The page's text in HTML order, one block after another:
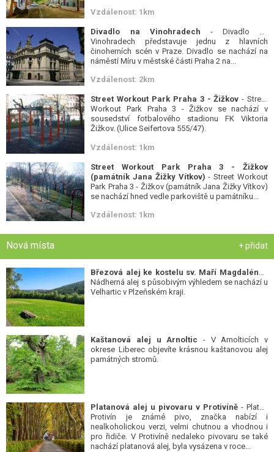
Vzdálenost: 1km
Divadlo na Vinohradech - Divadlo na
Vinohradech představuje jednu z hlavních
činoherních scén v Praze. Divadlo se nachází na
náměstí Míru v městské části Praha 2 na...
Vzdálenost: 2km
Street Workout Park Praha 3 - Žižkov - Street
Workout Park Praha 3 - Žižkov se nachází v
sousedství fotbalového stadionu FK Viktoria
Žižkov. (Ulice Seifertova 555/47).
Vzdálenost: 1km
Street Workout Park Praha 3 - Žižkov
(památník Jana Žižky Vítkov) - Street Workout
Park Praha 3 - Žižkov (památník Jana Žižky Vítkov)
se nachází hned vedle parkoviště u památníku...
Vzdálenost: 1km
Nová místa + přidat
Nádherná alej s působivým výhledem se nachází u
Velhartic v Plzeňském kraji.
Kaštanová alej u Arnoltic - V Arnolticích v
okrese Liberec objevíte krásnou kaštanovou alej
památných stromů.
Platanová alej u pivovaru v Protivíně - Platan
Protivín je známé pivo, značka nabízí i
nealkoholickou verzi, velmi chutnou a vhodnou i
pro řidiče. V Protivíně nedaleko pivovaru se také
nachází platanová alej, byla vysázena v roce...